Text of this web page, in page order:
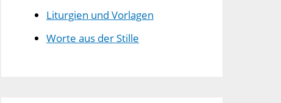
Liturgien und Vorlagen
Worte aus der Stille